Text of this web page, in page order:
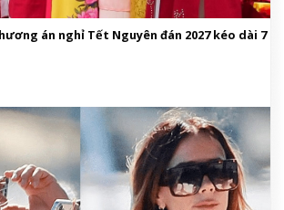
án nghỉ Tết Nguyên đán 2027 kéo dài 7